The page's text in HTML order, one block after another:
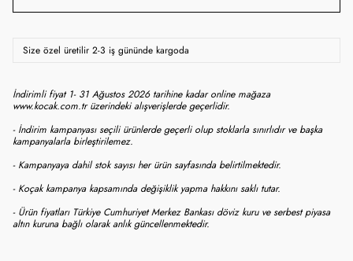
Size özel üretilir 2-3 iş gününde kargoda
İndirimli fiyat 1- 31 Ağustos 2026 tarihine kadar online mağaza
www.kocak.com.tr üzerindeki alışverişlerde geçerlidir.
- İndirim kampanyası seçili ürünlerde geçerli olup stoklarla sınırlıdır ve başka
kampanyalarla birleştirilemez.
- Kampanyaya dahil stok sayısı her ürün sayfasında belirtilmektedir.
- Koçak kampanya kapsamında değişiklik yapma hakkını saklı tutar.
- Ürün fiyatları Türkiye Cumhuriyet Merkez Bankası döviz kuru ve serbest piyasa
altın kuruna bağlı olarak anlık güncellenmektedir.